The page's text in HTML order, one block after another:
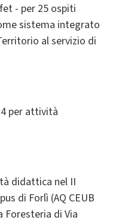
- per 25 ospiti
sistema integrato
al servizio di
per attività
didattica nel II
di Forlì (AQ CEUB
Foresteria di Via